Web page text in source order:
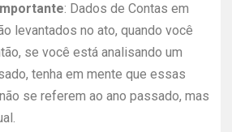
: Dados de Contas em
levantados no ato, quando você
se você está analisando um
tenha em mente que essas
se referem ao ano passado, mas